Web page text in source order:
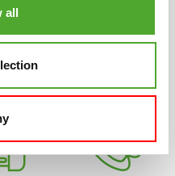
all
GARANTIE